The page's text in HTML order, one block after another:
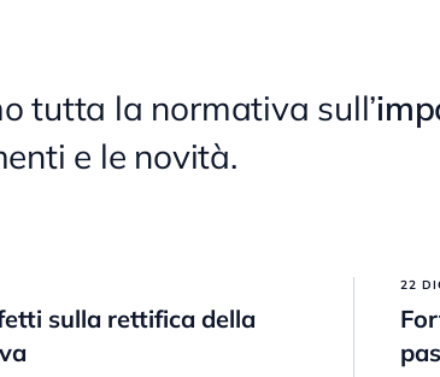
tutta la normativa sull’
e le novità.
sulla rettifica della
22